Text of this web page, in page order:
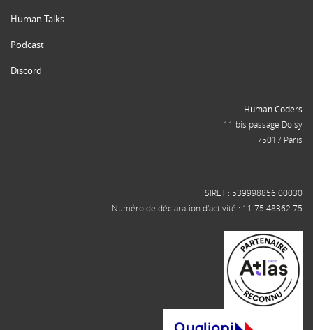
Human Talks
Podcast
Discord
Human Coders
11 bis passage Doisy
75017 Paris
SIRET : 539998856 00030
Numéro de déclaration d'activité : 11 75 48362 75